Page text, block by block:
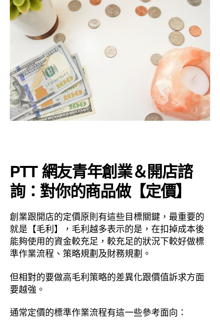
PTT 網友青年創業＆開店諮
詢：對你的商品做【定價】
創業跟開店的定價原則有這些目標關鍵，最重要的
就是【毛利】，毛利越多表示的是，在扣掉成本後
能夠使用的資金較充足，較充足的狀況下較好做標
準作業流程、策略規劃及財務規劃。
但相對的要做高毛利策略的差異化跟價值訴求方面
要越強。
通常定價的標準作業流程有這一些參考面向：